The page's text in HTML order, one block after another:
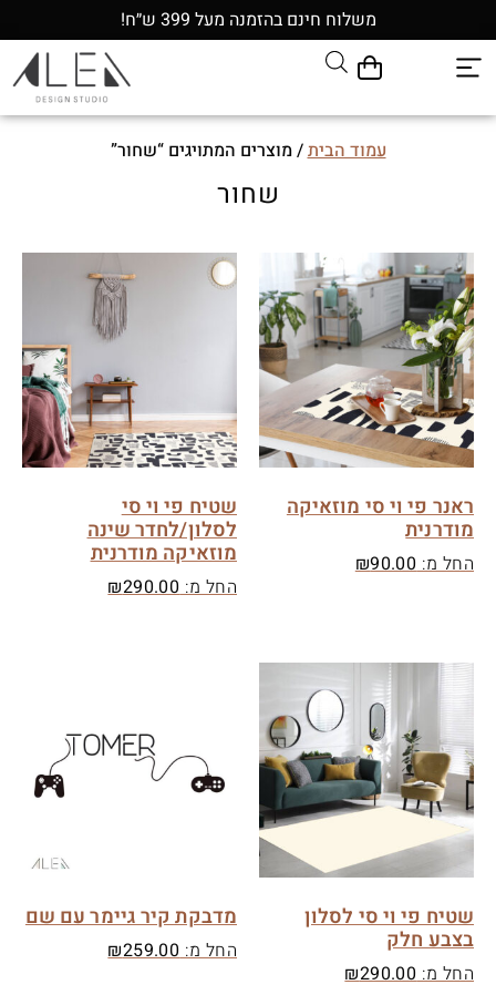
משלוח חינם בהזמנה מעל 399 ש״ח!
עמוד הבית/ מוצרים המתויגים “שחור”
שחור
ראנר פי וי סי מוזאיקה
מודרנית
החל מ: ₪90.00
שטיח פי וי סי
לסלון/לחדר שינה
מוזאיקה מודרנית
החל מ: ₪290.00
שטיח פי וי סי לסלון
בצבע חלק
החל מ: ₪290.00
מדבקת קיר גיימר עם שם
החל מ: ₪259.00